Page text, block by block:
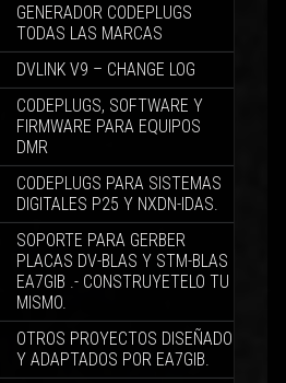
GENERADOR CODEPLUGS
TODAS LAS MARCAS
DVLINK V9 – CHANGE LOG
CODEPLUGS, SOFTWARE Y
FIRMWARE PARA EQUIPOS
DMR
CODEPLUGS PARA SISTEMAS
DIGITALES P25 Y NXDN-IDAS.
SOPORTE PARA GERBER
PLACAS DV-BLAS Y STM-BLAS
EA7GIB .- CONSTRUYETELO TU
MISMO.
OTROS PROYECTOS DISEÑADO
Y ADAPTADOS POR EA7GIB.